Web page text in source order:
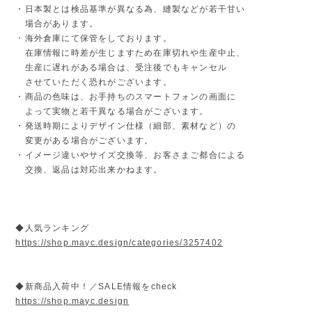
・日本製とは検品基準が異なる為、縫製などが若干甘い
場合があります。
・海外倉庫にて保管をしております。
在庫情報に時差が生じますため在庫切れや生産中止、
生産に遅れがある場合は、受注後でもキャンセル
させていただく恐れがございます。
・商品の色味は、お手持ちのスマートフォンの画面に
よって実物と若干異なる場合がございます。
・発送時期によりデザイン仕様（細部、素材など）の
変更がある場合がございます。
・イメージ違いやサイズ交換等、お客さまご都合による
交換、返品は対応出来かねます。
◆人気ランキング
https://shop.mayc.design/categories/3257402
◆新商品入荷中！／SALE情報をcheck
https://shop.mayc.design